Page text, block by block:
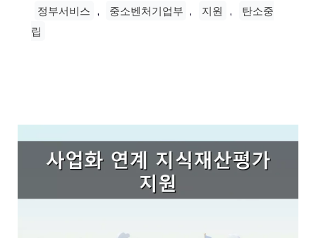
정부서비스 , 중소벤처기업부 , 지원 ,
탄소중
립